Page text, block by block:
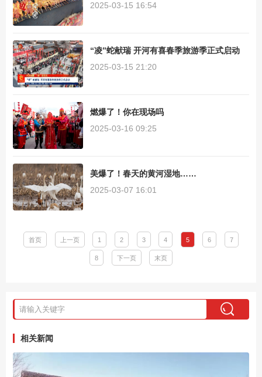
2025-03-15 16:54
“凌”蛇献瑞 开河有喜春季旅游季正式启动
2025-03-15 21:20
燃爆了！你在现场吗
2025-03-16 09:25
美爆了！春天的黄河湿地……
2025-03-07 16:01
首页 上一页 1 2 3 4 5 6 7
8 下一页 末页
相关新闻